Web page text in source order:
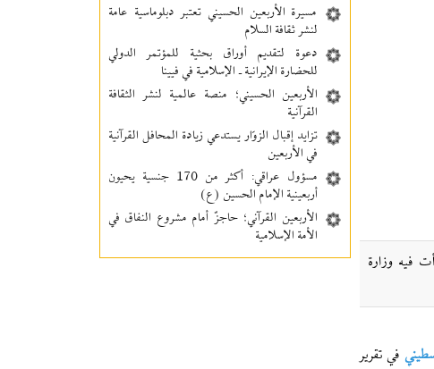
فيه وزارة
في تقرير
مسيرة الأربعين الحسيني تعتبر دبلوماسية عامة
لنشر ثقافة السلام
دعوة لتقديم أوراق بحثية للمؤتمر الدولي
للحضارة الإيرانية ـ الإسلامية في فيينا
الأربعين الحسيني؛ منصة عالمية لنشر الثقافة
القرآنية
تزايد إقبال الزوّار يستدعي زيادة المحافل القرآنية
في الأربعين
مسؤول عراقي: أكثر من 170 جنسية يحيون
أربعينية الإمام الحسين (ع)
الأربعين القرآني؛ حاجزٌ أمام مشروع النفاق في
الأمة الإسلامية